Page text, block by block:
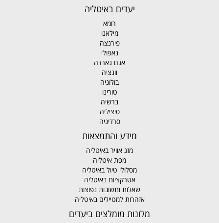
יעדים באיטליה
רומא
מילאנו
פירנצה
נאפולי
אגם גארדה
וונציה
בולוניה
טורינו
ברשיה
סיציליה
סרדיניה
מידע והתמצאות
מזג אוויר באיטליה
מפת איטליה
מסלולי טיול באיטליה
אטרקציות באיטליה
שאלות ותשובות נפוצות
אזהרות למטיילים באיטליה
מלונות מומלצים ביעדים